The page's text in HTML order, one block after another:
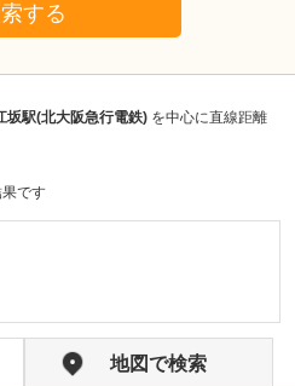
する
坂駅(北大阪急行電鉄) を中心に直線距離
です
地図で検索